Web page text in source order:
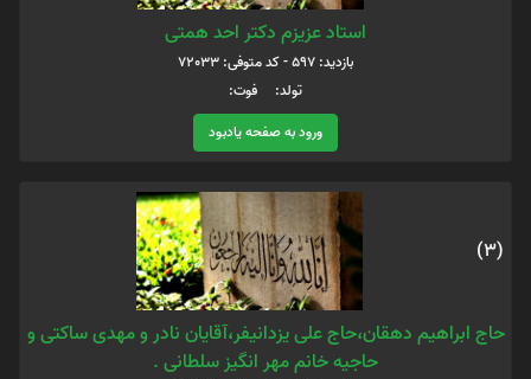
استاد عزیزم دکتر احد همتی
بازدید: 597 - کد متوفی: 72033
تولد: فوت:
ورود به صفحه یادبود
(3)
حاج ابراهیم دهقان،حاج علی یزدانیفر،آقایان نادر و مهدی ساکتی و
حاجیه خانم مهر انگیز سلطانی .